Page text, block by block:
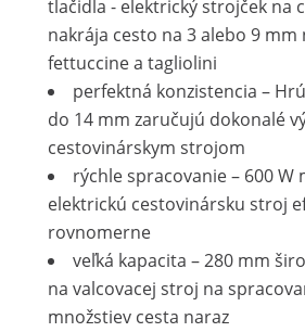
tlačidla - elektrický strojček na
nakrája cesto na 3 alebo 9 mm
fettuccine a tagliolini
perfektná konzistencia –
do 14 mm zaručujú dokonalé
cestovinárskym strojom
rýchle spracovanie – 600
elektrickú cestovinársku stroj
rovnomerne
veľká kapacita – 280 mm
na valcovacej stroj na
množstiev cesta naraz